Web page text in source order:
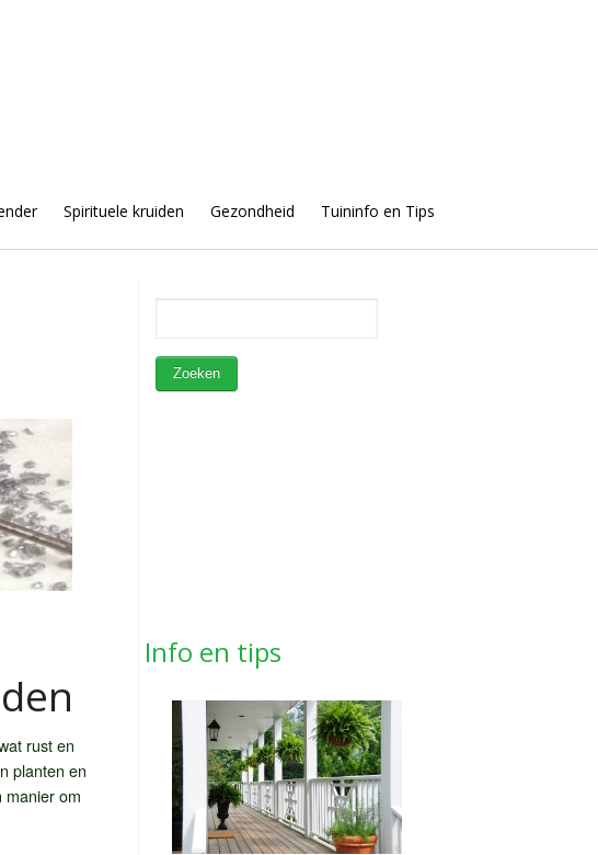
Spirituele kruiden Gezondheid Tuininfo en Tips
rust en
planten en
manier om
Info en tips